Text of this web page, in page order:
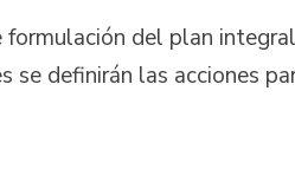
del plan
se definirán las acciones